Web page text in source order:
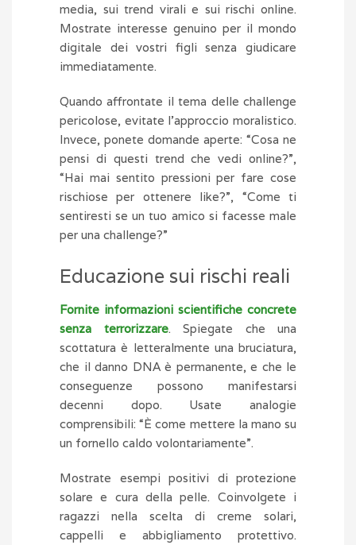
media, sui trend virali e sui rischi online.
Mostrate interesse genuino per il mondo
digitale dei vostri figli senza giudicare
immediatamente.
Quando affrontate il tema delle challenge
pericolose, evitate l’approccio moralistico.
Invece, ponete domande aperte: “Cosa ne
pensi di questi trend che vedi online?”,
“Hai mai sentito pressioni per fare cose
rischiose per ottenere like?”, “Come ti
sentiresti se un tuo amico si facesse male
per una challenge?”
Educazione sui rischi reali
Fornite informazioni scientifiche concrete
senza terrorizzare. Spiegate che una
scottatura è letteralmente una bruciatura,
che il danno DNA è permanente, e che le
conseguenze possono manifestarsi
decenni dopo. Usate analogie
comprensibili: “È come mettere la mano su
un fornello caldo volontariamente”.
Mostrate esempi positivi di protezione
solare e cura della pelle. Coinvolgete i
ragazzi nella scelta di creme solari,
cappelli e abbigliamento protettivo.